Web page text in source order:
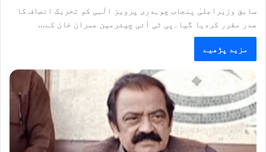
سابق وزیراعلیٰ پنجاب چوہدری پرویز الٰہی کو تحریک انصاف کا
صدر مقرر کردیا گیا۔پی ٹی آئی چیئرمین عمران خان کے…
مزید پڑھیے